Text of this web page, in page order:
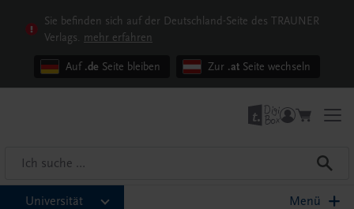
Sie befinden sich auf der Deutschland-Seite des TRAUNER
Verlags. mehr erfahren
Auf .de Seite bleiben Zur .at Seite wechseln
Universität Menü